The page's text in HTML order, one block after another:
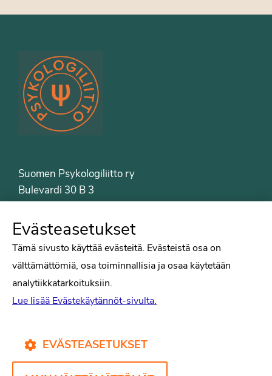
Suomen Psykologiliitto ry
Bulevardi 30 B 3
Puh. 09-6122 9122
Psykologiliiton sivut
Tiede
Puheenvuorot
Kirjat
Evästeasetukset
Tämä sivusto käyttää evästeitä. Evästeistä osa on
välttämättömiä, osa toiminnallisia ja osaa käytetään
analytiikkatarkoituksiin.
Lue lisää Evästekäytännöt-sivulta.
EVÄSTEASETUKSET